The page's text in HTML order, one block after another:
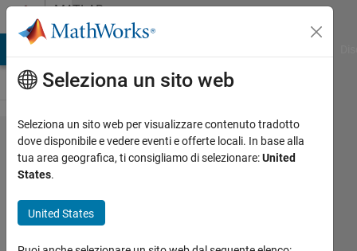
Vai al contenutoMATLAB
Answers
the
results of
functions
Seleziona un sito web
Seleziona un sito web per visualizzare contenuto tradotto
dove disponibile e vedere eventi e offerte locali. In base alla
tua area geografica, ti consigliamo di selezionare:United
States.
United States